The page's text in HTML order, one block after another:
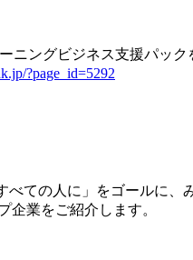
ングビジネス支援パッ
?page_id=5292
ての人に」をゴールに、
企業をご紹介します。